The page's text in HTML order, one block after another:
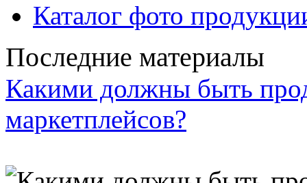
Каталог фото
Последние материалы
Какими должны быть
маркетплейсов?